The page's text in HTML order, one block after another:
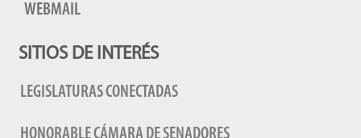
WEBMAIL
SITIOS DE INTERÉS
LEGISLATURAS CONECTADAS